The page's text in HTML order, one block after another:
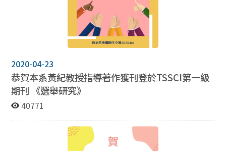
2020-04-23
恭賀本系黃紀教授指導著作獲刊登於TSSCI第一級
期刊 《選舉研究》
40771